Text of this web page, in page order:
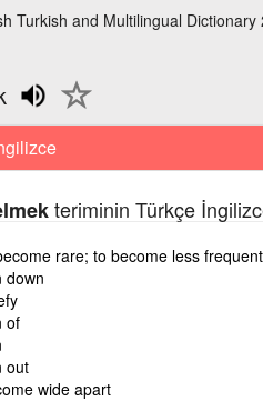
Turkish and Multilingual
teriminin Türkçe
rare; to become less
down
of
out
wide apart